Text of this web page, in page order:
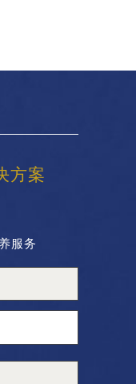
方案
服务